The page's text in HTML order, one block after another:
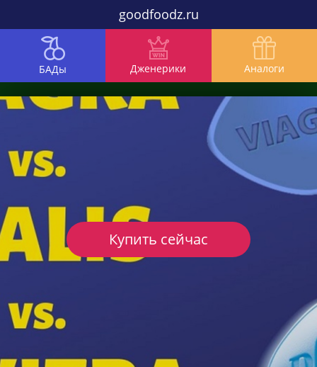
goodfoodz.ru
БАДы Дженерики Аналоги
Купить сейчас